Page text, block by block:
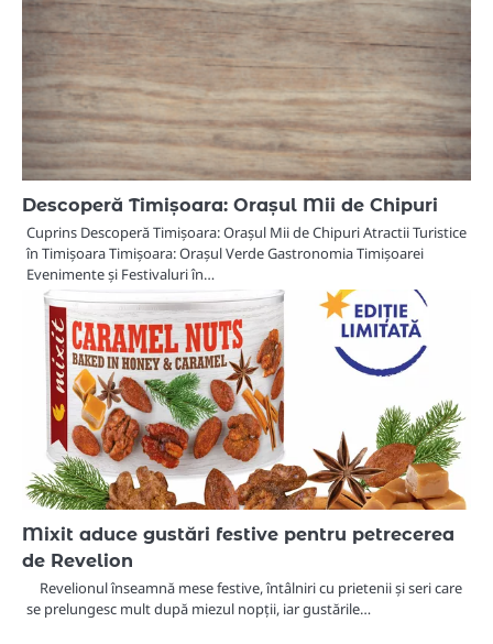
Descoperă Timișoara: Orașul Mii de Chipuri
Cuprins Descoperă Timișoara: Orașul Mii de Chipuri Atractii Turistice
în Timișoara Timișoara: Orașul Verde Gastronomia Timișoarei
Evenimente și Festivaluri în…
Mixit aduce gustări festive pentru petrecerea
de Revelion
Revelionul înseamnă mese festive, întâlniri cu prietenii și seri care
se prelungesc mult după miezul nopții, iar gustările…